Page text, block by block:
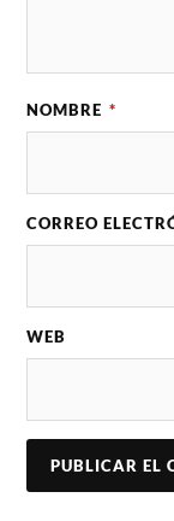
NOMBRE *
CORREO
WEB